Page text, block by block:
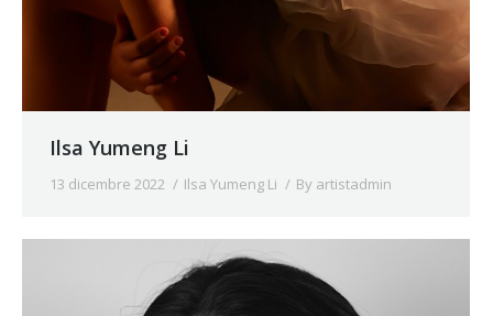
Ilsa Yumeng Li
13 dicembre 2022 Ilsa Yumeng Li By artistadmin